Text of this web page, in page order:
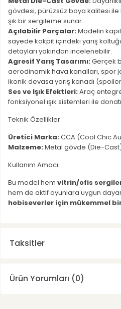
gövdesi, pürüzsüz boya kalitesi
şık bir sergileme sunar.
Açılabilir Parçalar:Modelin
sayede kokpit içindeki yarış
detayları yakından incelenebilir.
Agresif Yarış Tasarımı:Gerçek
aerodinamik hava kanalları, spor
ikonik devasa yarış kanadı
Ses ve Işık Efektleri:Araç
fonksiyonel ışık sistemleri ile
Teknik Özellikler
Üretici Marka:CCA (Cool Chic
Malzeme:Metal gövde (Die-
Kullanım Amacı
Bu model hemvitrin/ofis
hem de aktif oyunlara uygun
hobiseverler için mükemmel
Taksitler
Ürün Yorumları (0)